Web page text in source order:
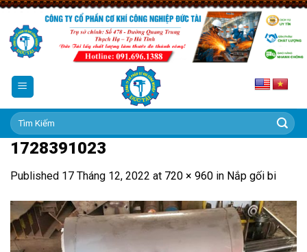
Skip
content
Tìm
kiếm:
1728391023
Published 17 Tháng 12, 2022 at 720 × 960 in Nắp gối bi